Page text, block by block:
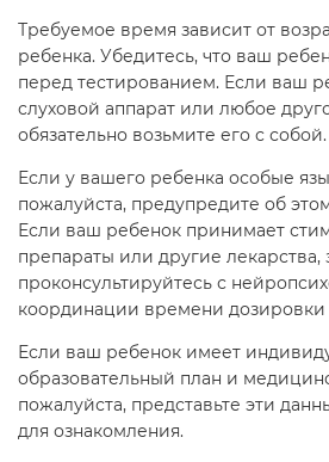
Требуемое время зависит от
ребенка. Убедитесь, что ваш
перед тестированием. Если ваш
слуховой аппарат или любое
обязательно возьмите его с собой.
Если у вашего ребенка особые
пожалуйста, предупредите об
Если ваш ребенок принимает
препараты или другие лекарства,
проконсультируйтесь с
координации времени дозировки
Если ваш ребенок имеет
образовательный план и
пожалуйста, представьте эти
для ознакомления.